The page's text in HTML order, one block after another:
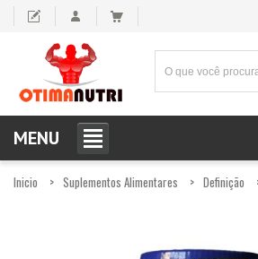
MENU
Inicio Suplementos Alimentares Definição